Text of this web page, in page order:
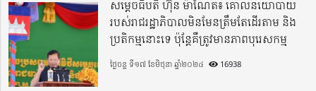
សម្តេចធិបតី ហ៊ុន ម៉ាណែត៖ គោលនយោបាយ
របស់រាជរដ្ឋាភិបាលមិនមែនត្រឹមតែដើរតាម និង
ប្រតិកម្មនោះទេ ប៉ុន្តែគឺត្រូវមានភាពបុរេសកម្ម
ថ្ងៃចន្ទ ទី១៧ ខែមិថុនា ឆ្នាំ២០២៤ 16938